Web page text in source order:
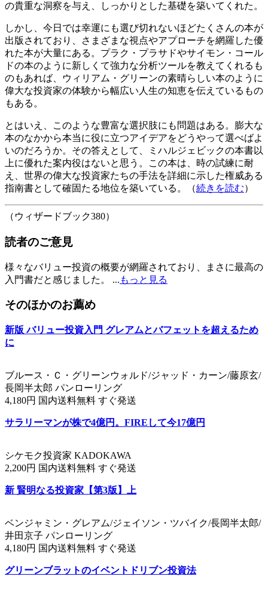
の貴重な洞察を与え、しっかりとした基礎を築いてくれた。
しかし、今日では幸運にも選び切れないほどたくさんの本が
出版されており、さまざまな視点やアプローチを網羅した優
れた本が大量にある。プラク・プラサドやサイモン・コール
ドの本のように新しくて強力な分析ツールを教えてくれるも
のもあれば、ウィリアム・グリーンの素晴らしい本のように
偉大な投資家の体験から幅広い人生の知恵を伝えているもの
もある。
とはいえ、このような豊富な選択肢にも問題はある。膨大な
本のなかから本当に役に立つアイデアをどうやって選べばよ
いのだろうか。その答えとして、ミハルジェビックの本書以
上に優れた案内役はないと思う。この本は、時の試練に耐
え、世界の偉大な投資家たちの手法を詳細に示した権威ある
指南書として確固たる地位を築いている。（続きを読む）
（ウィザードブック380）
読者のご意見
様々なバリュー投資の概要が網羅されており、まさに最高の
入門書だと感じました。 ... もっと見る
そのほかのお薦め
新版 バリュー投資入門 グレアムとバフェットを超えるため
に
ブルース・Ｃ・グリーンウォルド/ジャッド・カーン/藤原玄/
長岡半太郎 パンローリング
4,180円 国内送料無料 すぐ発送
サラリーマンが株で4億円。FIREして今17億円
シケモク投資家 KADOKAWA
2,200円 国内送料無料 すぐ発送
新 賢明なる投資家【第3版】上
ベンジャミン・グレアム/ジェイソン・ツバイク/長岡半太郎/
井田京子 パンローリング
4,180円 国内送料無料 すぐ発送
グリーンブラットのイベントドリブン投資法